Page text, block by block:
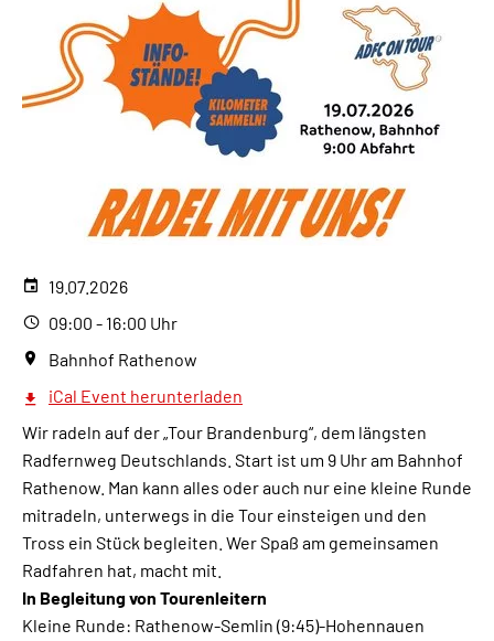
19.07.2026
09:00 - 16:00 Uhr
Bahnhof Rathenow
iCal Event herunterladen
Wir radeln auf der „Tour Brandenburg“, dem längsten
Radfernweg Deutschlands. Start ist um 9 Uhr am Bahnhof
Rathenow. Man kann alles oder auch nur eine kleine Runde
mitradeln, unterwegs in die Tour einsteigen und den
Tross ein Stück begleiten. Wer Spaß am gemeinsamen
Radfahren hat, macht mit.
In Begleitung von Tourenleitern
Kleine Runde: Rathenow-Semlin (9:45)-Hohennauen